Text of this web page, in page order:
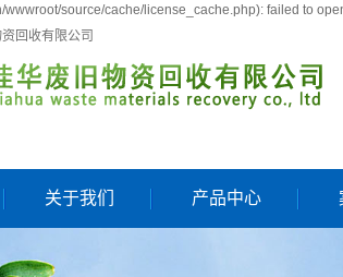
source/cache/license_cache.php): failed to
回收有限公司
关于我们 产品中心